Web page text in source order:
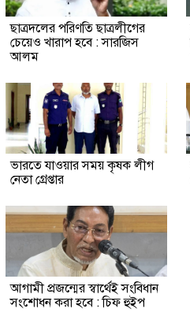
ছাত্রদলের পরিণতি ছাত্রলীগের
চেয়েও খারাপ হবে : সারজিস
আলম
ভারতে যাওয়ার সময় কৃষক লীগ
নেতা গ্রেপ্তার
আগামী প্রজন্মের স্বার্থেই সংবিধান
সংশোধন করা হবে : চিফ হুইপ